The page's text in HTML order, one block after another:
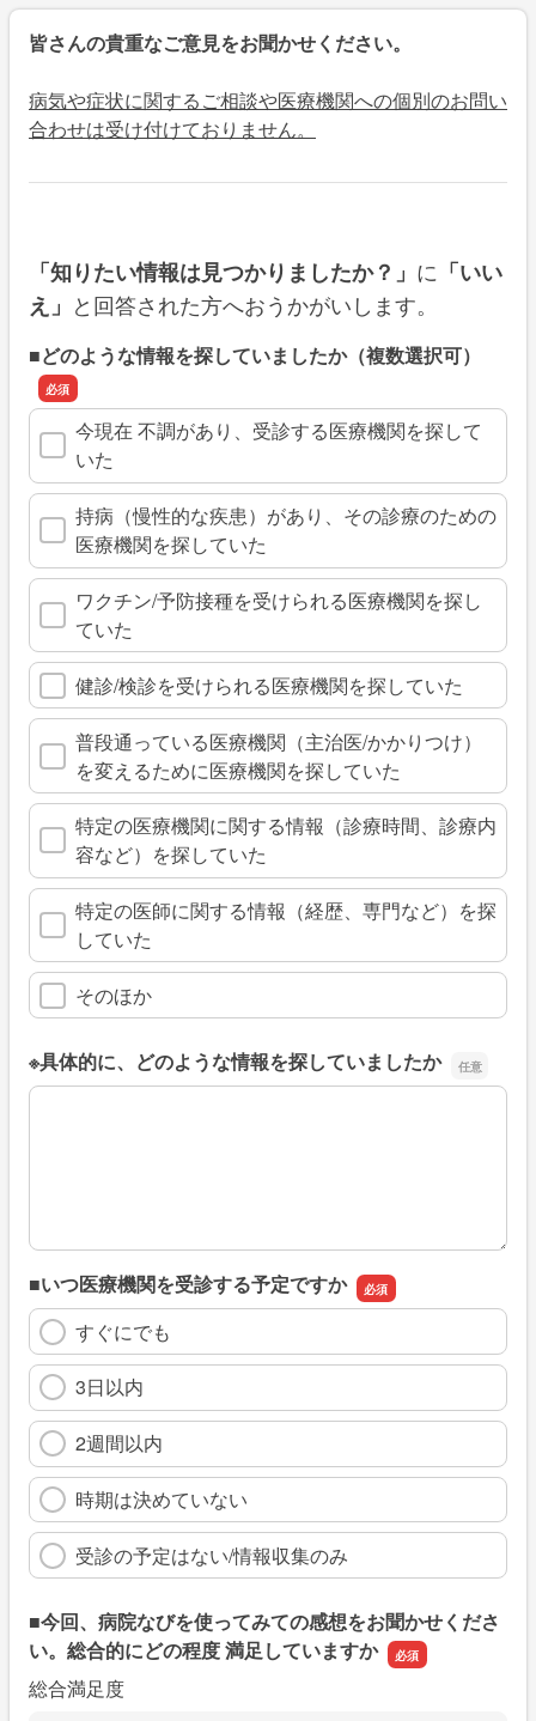
皆さんの貴重なご意見をお聞かせください。
病気や症状に関するご相談や医療機関への個別のお問い
合わせは受け付けておりません。
「知りたい情報は見つかりましたか？」 に 「いい
え」 と回答された方へおうかがいします。
■どのような情報を探していましたか（複数選択可）
今現在 不調があり、受診する医療機関を探して
いた
持病（慢性的な疾患）があり、その診療のための
医療機関を探していた
ワクチン/予防接種を受けられる医療機関を探し
ていた
健診/検診を受けられる医療機関を探していた
普段通っている医療機関（主治医/かかりつけ）
を変えるために医療機関を探していた
特定の医療機関に関する情報（診療時間、診療内
容など）を探していた
特定の医師に関する情報（経歴、専門など）を探
していた
そのほか
※具体的に、どのような情報を探していましたか
※具体的に、どのような情報を探していましたか
■いつ医療機関を受診する予定ですか
すぐにでも
3日以内
2週間以内
時期は決めていない
受診の予定はない/情報収集のみ
■今回、病院なびを使ってみての感想をお聞かせくださ
い。総合的にどの程度 満足していますか
総合満足度